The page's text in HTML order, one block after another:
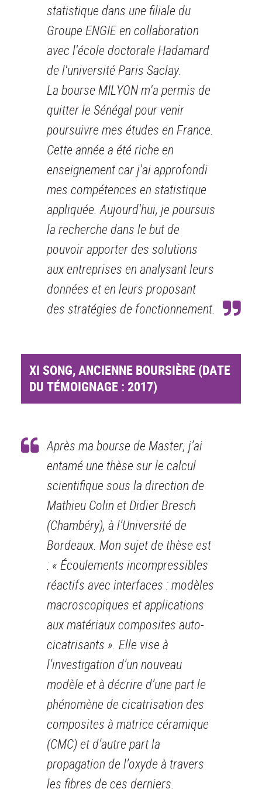
statistique dans une filiale du
Groupe ENGIE en collaboration
avec l'école doctorale Hadamard
de l'université Paris Saclay.
La bourse MILYON m'a permis de
quitter le Sénégal pour venir
poursuivre mes études en France.
Cette année a été riche en
enseignement car j'ai approfondi
mes compétences en statistique
appliquée. Aujourd'hui, je poursuis
la recherche dans le but de
pouvoir apporter des solutions
aux entreprises en analysant leurs
données et en leurs proposant
des stratégies de fonctionnement.
XI SONG, ANCIENNE BOURSIÈRE (DATE
DU TÉMOIGNAGE : 2017)
Après ma bourse de Master, j’ai
entamé une thèse sur le calcul
scientifique sous la direction de
Mathieu Colin et Didier Bresch
(Chambéry), à l’Université de
Bordeaux. Mon sujet de thèse est
: « Écoulements incompressibles
réactifs avec interfaces : modèles
macroscopiques et applications
aux matériaux composites auto-
cicatrisants ». Elle vise à
l’investigation d’un nouveau
modèle et à décrire d’une part le
phénomène de cicatrisation des
composites à matrice céramique
(CMC) et d’autre part la
propagation de l’oxyde à travers
les fibres de ces derniers.